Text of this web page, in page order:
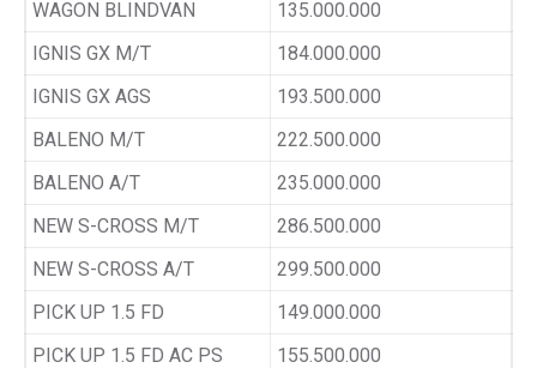
WAGON BLINDVAN
135.000.000
IGNIS GX M/T
184.000.000
IGNIS GX AGS
193.500.000
BALENO M/T
222.500.000
BALENO A/T
235.000.000
NEW S-CROSS M/T
286.500.000
NEW S-CROSS A/T
299.500.000
PICK UP 1.5 FD
149.000.000
PICK UP 1.5 FD AC PS
155.500.000